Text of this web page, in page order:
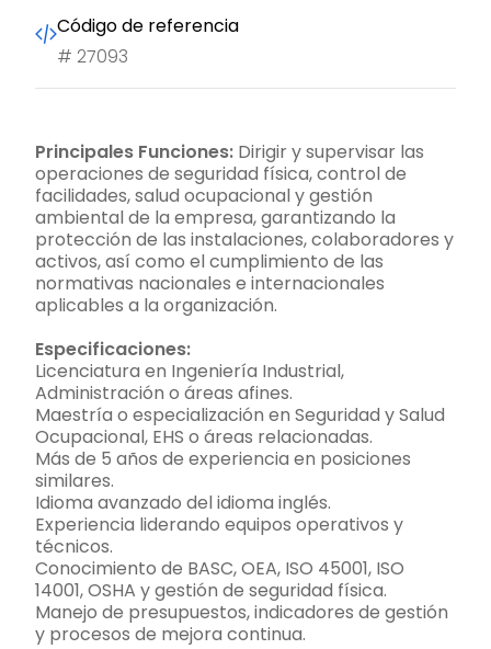
Principales Funciones: Dirigir y supervisar las
operaciones de seguridad física, control de
facilidades, salud ocupacional y gestión
ambiental de la empresa, garantizando la
protección de las instalaciones, colaboradores y
activos, así como el cumplimiento de las
normativas nacionales e internacionales
aplicables a la organización.
Especificaciones:
Licenciatura en Ingeniería Industrial,
Administración o áreas afines.
Maestría o especialización en Seguridad y Salud
Ocupacional, EHS o áreas relacionadas.
Más de 5 años de experiencia en posiciones
similares.
Idioma avanzado del idioma inglés.
Experiencia liderando equipos operativos y
técnicos.
Conocimiento de BASC, OEA, ISO 45001, ISO
14001, OSHA y gestión de seguridad física.
Manejo de presupuestos, indicadores de gestión
y procesos de mejora continua.
Código de referencia
# 27093